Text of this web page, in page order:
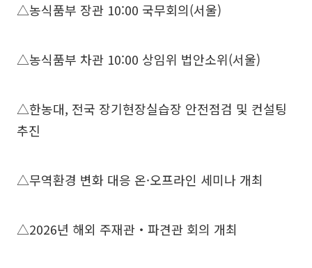
△농식품부 장관 10:00 국무회의(서울)
△농식품부 차관 10:00 상임위 법안소위(서울)
△한농대, 전국 장기현장실습장 안전점검 및 컨설팅
추진
△무역환경 변화 대응 온·오프라인 세미나 개최
△2026년 해외 주재관‧파견관 회의 개최